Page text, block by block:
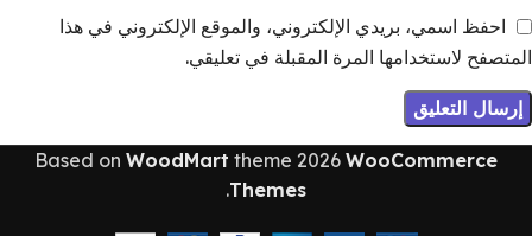
احفظ اسمي، بريدي الإلكتروني، والموقع الإلكتروني في هذا
المتصفح لاستخدامها المرة المقبلة في تعليقي.
Based on WoodMart theme 2026 WooCommerce
Themes
.